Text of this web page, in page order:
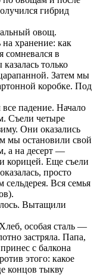
гибрид
овощ.
хранение: как
сомневался в
только
Затем мы
коробке. Под
падение. Начало
Съели четыре
Они оказались
мы остановили свой
а на десерт —
корицей. Еще съели
просто
Вся семья
Вытащили
особая сталь —
застряла. Папа,
с балкона
этого: какое
концов тыкву